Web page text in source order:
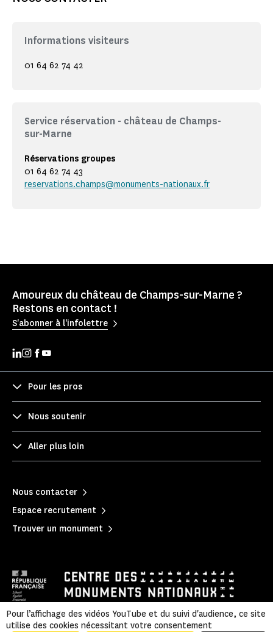
Informations visiteurs
01 64 62 74 42
Service réservation - château de Champs-
sur-Marne
Réservations groupes
01 64 62 74 43
reservations.champs@monuments-nationaux.fr
Amoureux du château de Champs-sur-Marne ?
Restons en contact !
S'abonner à l'infolettre
Pour les pros
Nous soutenir
Aller plus loin
Nous contacter
Espace recrutement
Trouver un monument
Politique de confidentialité | Mentions légales |
Pour l’affichage des vidéos YouTube et du suivi d'audience, ce site
utilise des cookies nécessitant votre consentement